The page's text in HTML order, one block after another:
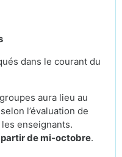
dans le courant du
aura lieu au
l’évaluation de
enseignants.
de mi-octobre.